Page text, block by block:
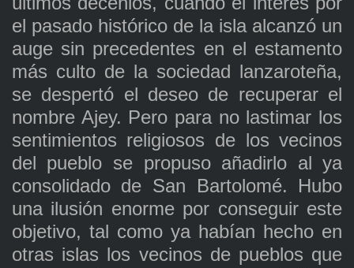
el pasado histórico de la isla alcanzó un
auge sin precedentes en el estamento
más culto de la sociedad lanzaroteña,
se despertó el deseo de recuperar el
nombre Ajey. Pero para no lastimar los
sentimientos religiosos de los vecinos
del pueblo se propuso añadirlo al ya
consolidado de San Bartolomé. Hubo
una ilusión enorme por conseguir este
objetivo, tal como ya habían hecho en
otras islas los vecinos de pueblos que